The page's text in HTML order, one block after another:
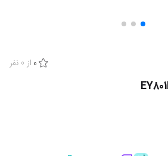
0 از 0 نفر